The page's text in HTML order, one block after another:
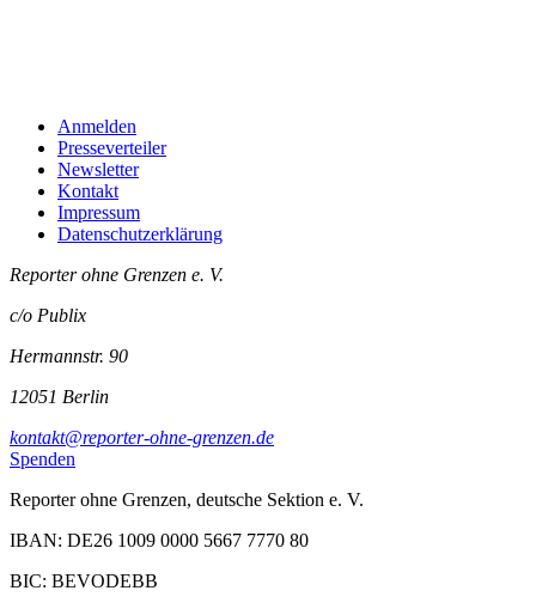
Anmelden
Presseverteiler
Newsletter
Kontakt
Impressum
Datenschutzerklärung
Reporter ohne Grenzen e. V.
c/o Publix
Hermannstr. 90
12051 Berlin
kontakt@reporter-ohne-grenzen.de
Spenden
Reporter ohne Grenzen, deutsche Sektion e. V.
IBAN: DE26 1009 0000 5667 7770 80
BIC: BEVODEBB